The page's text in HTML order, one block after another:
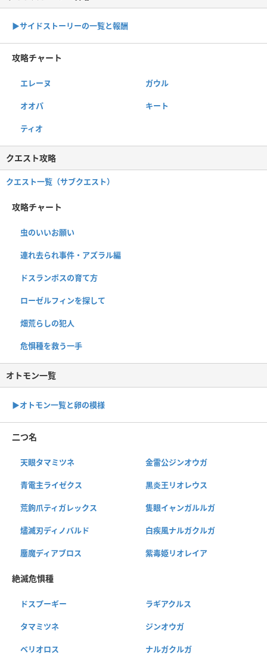
▶サイドストーリーの一覧と報酬
攻略チャート
エレーヌ ガウル
オオパ キート
ティオ
クエスト攻略
クエスト一覧（サブクエスト）
攻略チャート
虫のいいお願い
連れ去られ事件・アズラル編
ドスランポスの育て方
ローゼルフィンを探して
畑荒らしの犯人
危惧種を救う一手
オトモン一覧
▶︎オトモン一覧と卵の模様
二つ名
天眼タマミツネ 金雷公ジンオウガ
青電主ライゼクス 黒炎王リオレウス
荒鉤爪ティガレックス 隻眼イャンガルルガ
燼滅刃ディノバルド 白疾風ナルガクルガ
鏖魔ディアブロス 紫毒姫リオレイア
絶滅危惧種
ドスプーギー ラギアクルス
タマミツネ ジンオウガ
ベリオロス ナルガクルガ